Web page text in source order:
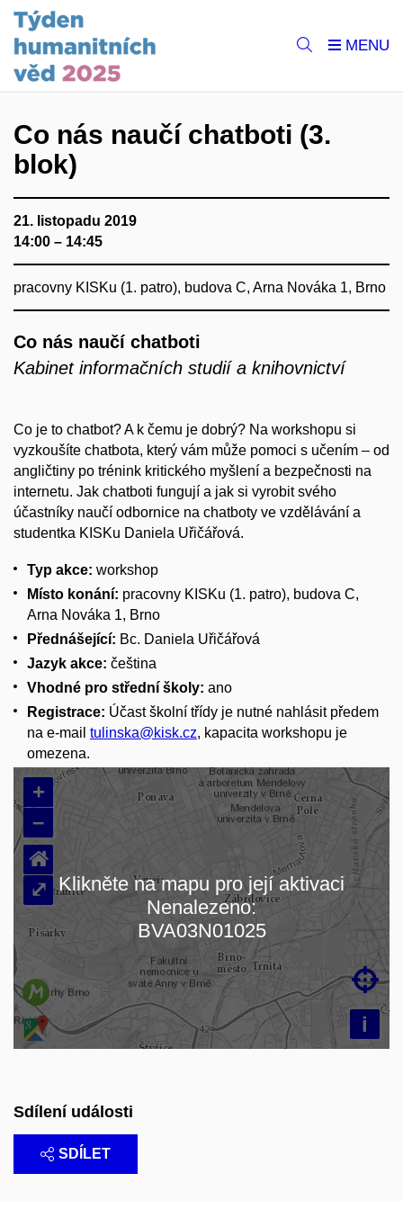
Co nás naučí chatboti (3.
blok)
21. listopadu 2019
14:00 – 14:45
pracovny KISKu (1. patro), budova C, Arna Nováka 1, Brno
Co nás naučí chatboti
Kabinet informačních studií a knihovnictví
Co je to chatbot? A k čemu je dobrý? Na workshopu si
vyzkoušíte chatbota, který vám může pomoci s učením – od
angličtiny po trénink kritického myšlení a bezpečnosti na
internetu. Jak chatboti fungují a jak si vyrobit svého
účastníky naučí odbornice na chatboty ve vzdělávání a
studentka KISKu Daniela Uřičářová.
Typ akce: workshop
Místo konání: pracovny KISKu (1. patro), budova C,
Arna Nováka 1, Brno
Přednášející: Bc. Daniela Uřičářová
Jazyk akce: čeština
Vhodné pro střední školy: ano
Registrace: Účast školní třídy je nutné nahlásit předem
na e-mail tulinska@kisk.cz, kapacita workshopu je
omezena.
Načítám mapu…
+
–
i

⌂
⤢ Klikněte na mapu pro její aktivaci
Nenalezeno:
BVA03N01025
Sdílení události
SDÍLET